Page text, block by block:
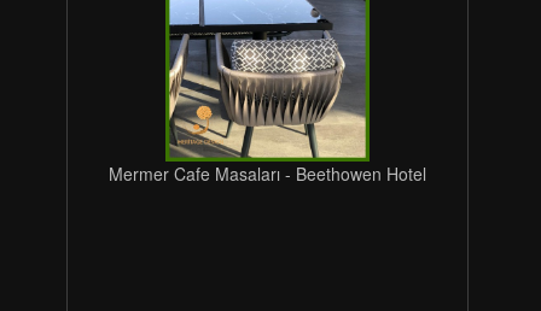
Mermer Cafe Masaları - Beethowen Hotel